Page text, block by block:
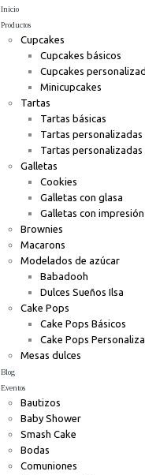
Inicio
Productos
Cupcakes
Cupcakes básicos
Cupcakes
Minicupcakes
Tartas
Tartas básicas
Tartas
Tartas personalizadas
Galletas
Cookies
Galletas con glasa
Galletas con
Brownies
Macarons
Modelados de azúcar
Babadooh
Dulces Sueños Ilsa
Cake Pops
Cake Pops Básicos
Cake Pops
Mesas dulces
Blog
Eventos
Bautizos
Baby Shower
Smash Cake
Bodas
Comuniones